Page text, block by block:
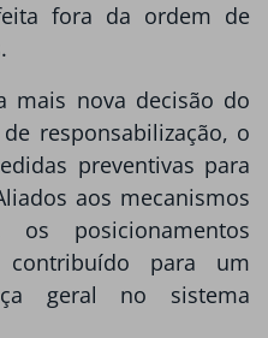
fora da ordem de
mais nova decisão do
responsabilização, o
preventivas para
aos mecanismos
os posicionamentos
para um
geral no sistema